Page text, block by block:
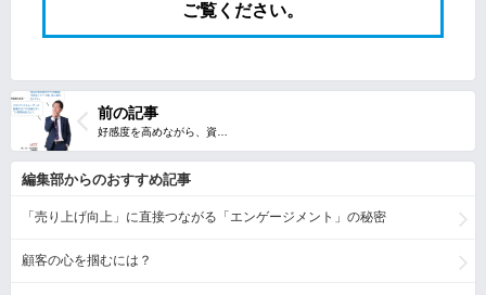
ご覧ください。
前の記事
編集部からのおすすめ記事
「売り上げ向上」に直接つながる「エンゲージメント」の秘密
顧客の心を掴むには？